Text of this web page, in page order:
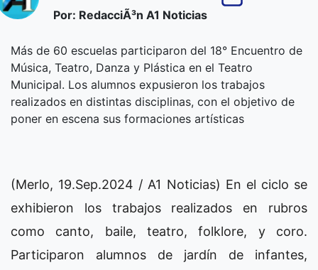
Por: RedacciÃ³n A1 Noticias
Más de 60 escuelas participaron del 18° Encuentro de
Música, Teatro, Danza y Plástica en el Teatro
Municipal. Los alumnos expusieron los trabajos
realizados en distintas disciplinas, con el objetivo de
poner en escena sus formaciones artísticas
(Merlo, 19.Sep.2024 / A1 Noticias) En el ciclo se
exhibieron los trabajos realizados en rubros
como canto, baile, teatro, folklore, y coro.
Participaron alumnos de jardín de infantes,